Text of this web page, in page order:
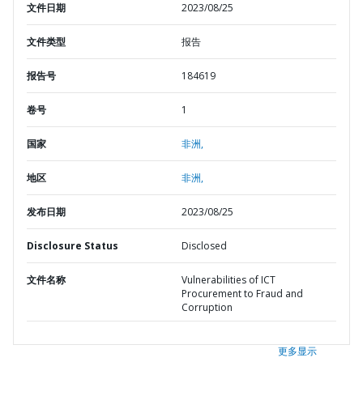
文件日期 2023/08/25
文件类型 报告
报告号 184619
卷号 1
国家 非洲,
地区 非洲,
发布日期 2023/08/25
Disclosure Status Disclosed
文件名称
Vulnerabilities of ICT
Procurement to Fraud and
Corruption
更多显示